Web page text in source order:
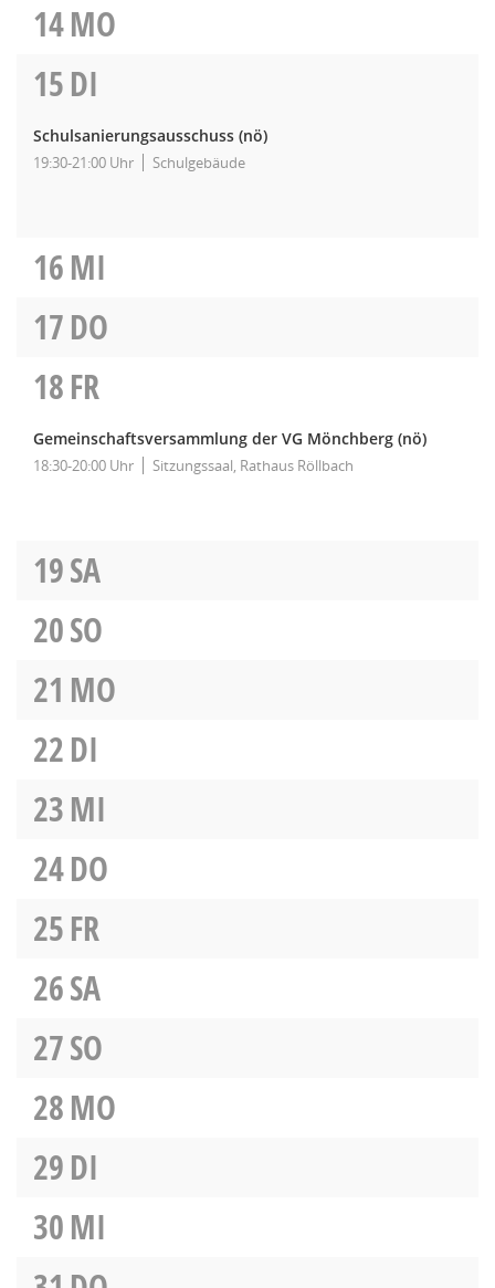
14MO
15DI
Schulsanierungsausschuss (nö)
19:30-21:00 Uhr Schulgebäude
16MI
17DO
18FR
Gemeinschaftsversammlung der VG Mönchberg (nö)
18:30-20:00 Uhr Sitzungssaal, Rathaus Röllbach
19SA
20SO
21 MO
22DI
23MI
24DO
25FR
26SA
27SO
28MO
29DI
30MI